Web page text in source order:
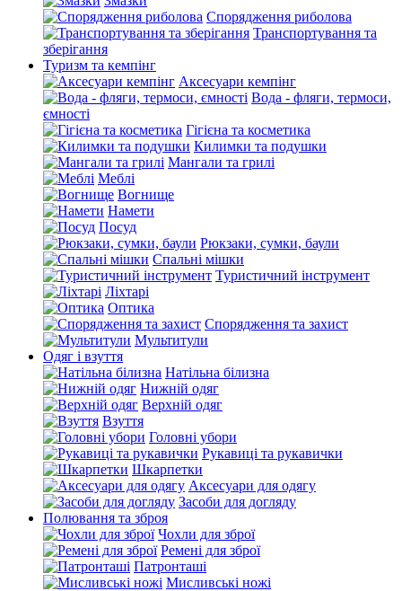
Спорядження риболова
Транспортування та
зберігання
Туризм та кемпінг
Аксесуари кемпінг
Вода - фляги, термоси,
ємності
Гігієна та косметика
Килимки та подушки
Мангали та грилі
Меблі
Вогнище
Намети
Посуд
Рюкзаки, сумки, баули
Спальні мішки
Туристичний інструмент
Ліхтарі
Оптика
Спорядження та захист
Мультитули
Одяг і взуття
Натільна білизна
Нижній одяг
Верхній одяг
Взуття
Головні убори
Рукавиці та рукавички
Шкарпетки
Аксесуари для одягу
Засоби для догляду
Полювання та зброя
Чохли для зброї
Ремені для зброї
Патронташі
Мисливські ножі